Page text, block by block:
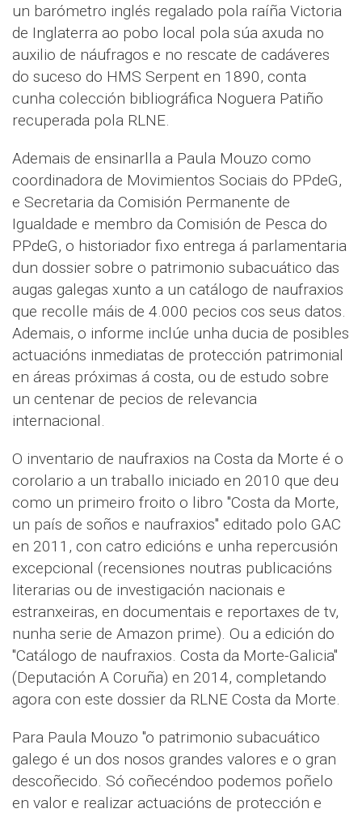
un barómetro inglés regalado pola raíña Victoria
de Inglaterra ao pobo local pola súa axuda no
auxilio de náufragos e no rescate de cadáveres
do suceso do HMS Serpent en 1890, conta
cunha colección bibliográfica Noguera Patiño
recuperada pola RLNE.
Ademais de ensinarlla a Paula Mouzo como
coordinadora de Movimientos Sociais do PPdeG,
e Secretaria da Comisión Permanente de
Igualdade e membro da Comisión de Pesca do
PPdeG, o historiador fixo entrega á parlamentaria
dun dossier sobre o patrimonio subacuático das
augas galegas xunto a un catálogo de naufraxios
que recolle máis de 4.000 pecios cos seus datos.
Ademais, o informe inclúe unha ducia de posibles
actuacións inmediatas de protección patrimonial
en áreas próximas á costa, ou de estudo sobre
un centenar de pecios de relevancia
internacional.
O inventario de naufraxios na Costa da Morte é o
corolario a un traballo iniciado en 2010 que deu
como un primeiro froito o libro "Costa da Morte,
un país de soños e naufraxios" editado polo GAC
en 2011, con catro edicións e unha repercusión
excepcional (recensiones noutras publicacións
literarias ou de investigación nacionais e
estranxeiras, en documentais e reportaxes de tv,
nunha serie de Amazon prime). Ou a edición do
"Catálogo de naufraxios. Costa da Morte-Galicia"
(Deputación A Coruña) en 2014, completando
agora con este dossier da RLNE Costa da Morte.
Para Paula Mouzo "o patrimonio subacuático
galego é un dos nosos grandes valores e o gran
descoñecido. Só coñecéndoo podemos poñelo
en valor e realizar actuacións de protección e